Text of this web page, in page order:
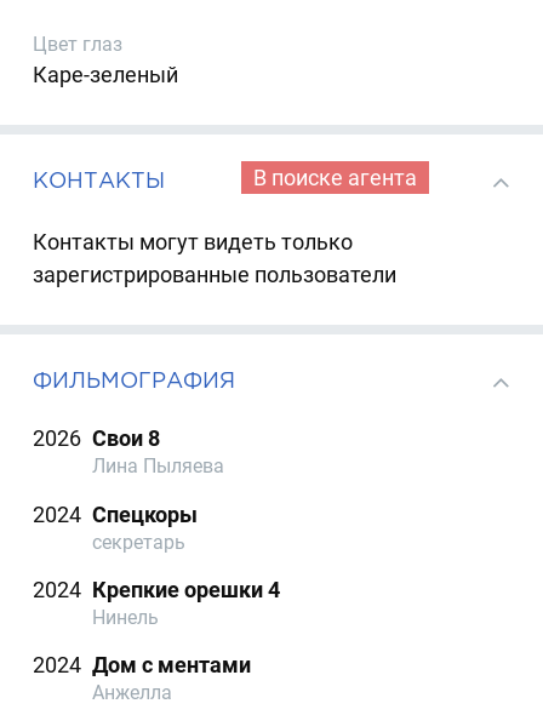
Цвет глаз
Каре-зеленый
КОНТАКТЫ В поиске агента
Контакты могут видеть только
зарегистрированные пользователи
ФИЛЬМОГРАФИЯ
2026 Свои 8
Лина Пыляева
2024 Спецкоры
секретарь
2024 Крепкие орешки 4
Нинель
2024 Дом с ментами
Анжелла